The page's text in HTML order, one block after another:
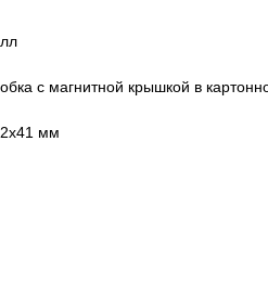
с магнитной крышкой в
мм